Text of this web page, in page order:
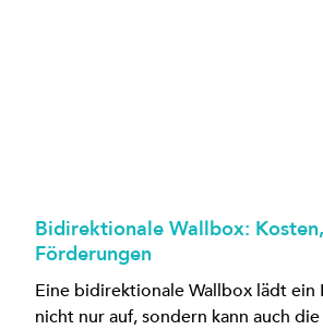
Bidirektionale Wallbox:
Förderungen
Eine bidirektionale Wallbox lädt ein
nicht nur auf, sondern kann auch